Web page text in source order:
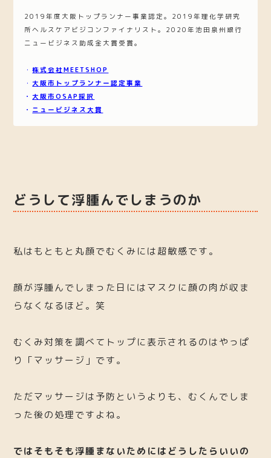
2019年度大阪トップランナー事業認定。2019年理化学研究
所ヘルスケアビジコンファイナリスト。2020年池田泉州銀行
ニュービジネス助成金大賞受賞。
・株式会社MEETSHOP
・大阪市トップランナー認定事業
・大阪市OSAP採択
・ ニュービジネス大賞
どうして浮腫んでしまうのか
私はもともと丸顔でむくみには超敏感です。
顔が浮腫んでしまった日にはマスクに顔の肉が収ま
らなくなるほど。笑
むくみ対策を調べてトップに表示されるのはやっぱ
り「マッサージ」です。
ただマッサージは予防というよりも、むくんでしま
った後の処理ですよね。
ではそもそも浮腫まないためにはどうしたらいいの